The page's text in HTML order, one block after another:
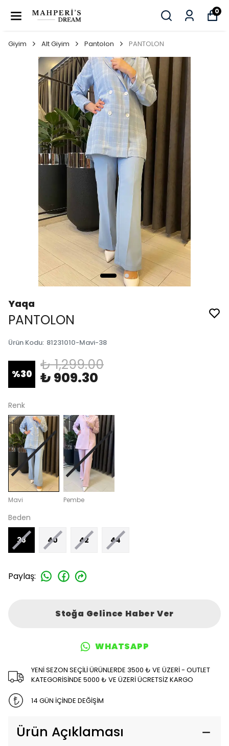
0
Giyim Alt Giyim Pantolon PANTOLON
Yaqa
PANTOLON
Ürün Kodu: 81231010-Mavi-38
%30
₺ 1,299.00
₺ 909.30
Renk
Mavi Pembe
Beden
38 40 42 44
Paylaş:
Stoğa Gelince Haber Ver
WHATSAPP
YENİ SEZON SEÇİLİ ÜRÜNLERDE 3500 ₺ VE ÜZERİ - OUTLET
KATEGORİSİNDE 5000 ₺ VE ÜZERİ ÜCRETSİZ KARGO
14 GÜN İÇİNDE DEĞİŞİM
Ürün Açıklaması